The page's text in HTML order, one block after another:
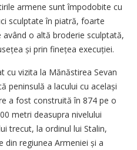
armene sunt împodobite cu
sculptate în piatră, foarte
o altă broderie sculptată,
și prin finețea execuției.
cu vizita la Mănăstirea Sevan
peninsulă a lacului cu același
a fost construită în 874 pe o
metri deasupra nivelului
trecut, la ordinul lui Stalin,
din regiunea Armeniei și a